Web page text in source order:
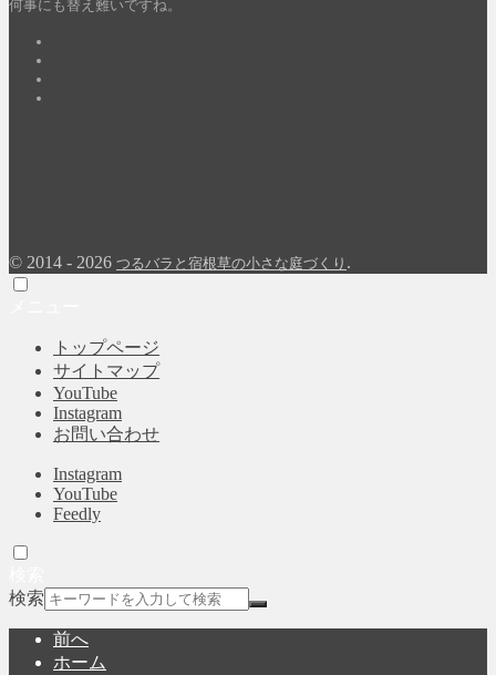
何事にも替え難いですね。
© 2014 - 2026 つるバラと宿根草の小さな庭づくり .
トップページ
サイトマップ
YouTube
Instagram
お問い合わせ
Instagram
YouTube
Feedly
検索
前へ
ホーム